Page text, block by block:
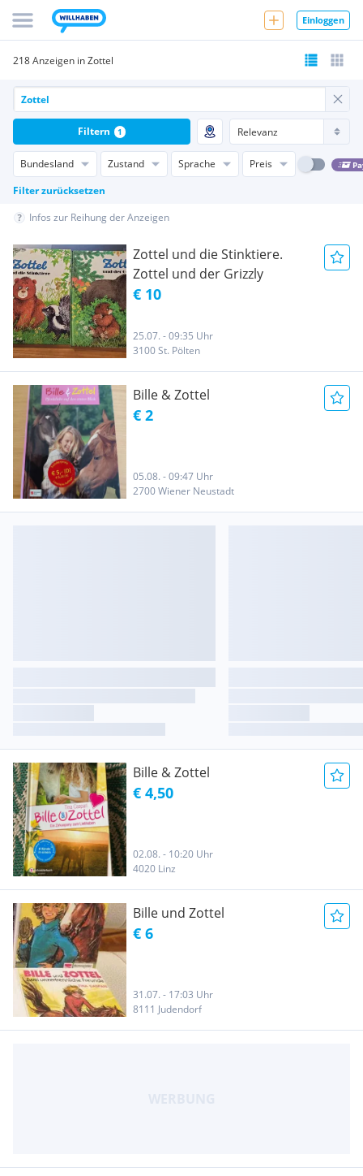
Einloggen
218 Anzeigen in Zottel
Bundesland Zustand Sprache Preis
Filter zurücksetzen
Filtern 1
Infos zur Reihung der Anzeigen
Zottel und die Stinktiere.
Zottel und der Grizzly
€ 10
25.07. - 09:35 Uhr
3100 St. Pölten
Bille & Zottel
€ 2
05.08. - 09:47 Uhr
2700 Wiener Neustadt
Bille & Zottel
€ 4,50
02.08. - 10:20 Uhr
4020 Linz
Bille und Zottel
€ 6
31.07. - 17:03 Uhr
8111 Judendorf